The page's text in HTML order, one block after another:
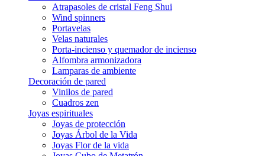
Atrapasoles de cristal Feng Shui
Wind spinners
Portavelas
Velas naturales
Porta-incienso y quemador de incienso
Alfombra armonizadora
Lamparas de ambiente
Decoración de pared
Vinilos de pared
Cuadros zen
Joyas espirituales
Joyas de protección
Joyas Árbol de la Vida
Joyas Flor de la vida